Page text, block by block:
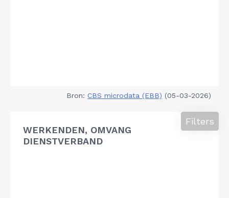
Bron: CBS microdata (EBB) (05-03-2026)
WERKENDEN, OMVANG
DIENSTVERBAND
Filters